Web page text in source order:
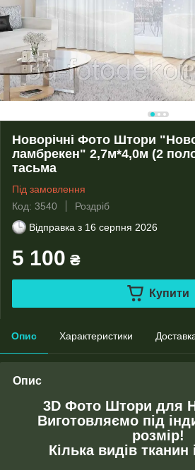
Новорічні Фото Штори
ламбрекен" 2,7м*4,0м (2
тасьма
Під замовлення
Код: 3540
Роздріб
Відправка з 16 серпня 2026
5 100 ₴
Купити
Опис Характеристики
Опис
3D Фото Штори для
Виготовляємо під
розмір!
Кілька видів тканин